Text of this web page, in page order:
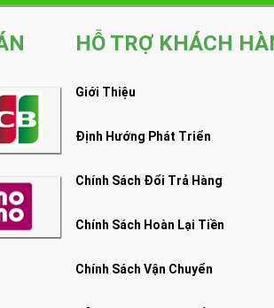
HỖ TRỢ KHÁCH
Giới Thiệu
Định Hướng Phát Triển
Chính Sách Đổi Trả Hàng
Chính Sách Hoàn Lại Tiền
Chính Sách Vận Chuyển